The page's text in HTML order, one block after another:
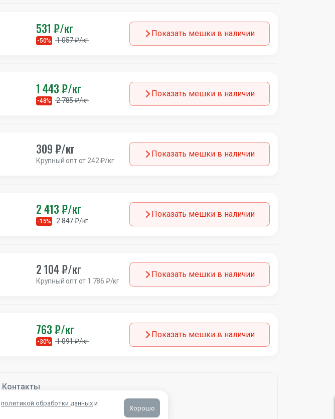
531 ₽/кг
-50% 1 057 ₽/кг
Показать мешки в наличии
1 443 ₽/кг
-48% 2 785 ₽/кг
Показать мешки в наличии
309 ₽/кг
Крупный опт от 242 ₽/кг
Показать мешки в наличии
2 413 ₽/кг
-15% 2 847 ₽/кг
Показать мешки в наличии
2 104 ₽/кг
Крупный опт от 1 786 ₽/кг
Показать мешки в наличии
763 ₽/кг
-30% 1 091 ₽/кг
Показать мешки в наличии
Контакты
+7 800 222-28-53
политикой обработки данных и
Хорошо